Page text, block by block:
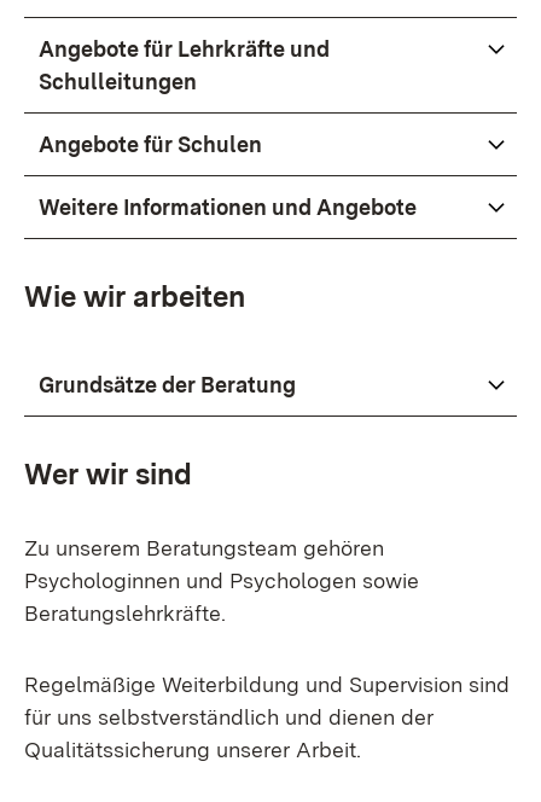
Angebote für Lehrkräfte und
Schulleitungen
Angebote für Schulen
Weitere Informationen und Angebote
Wie wir arbeiten
Grundsätze der Beratung
Wer wir sind
Zu unserem Beratungsteam gehören
Psychologinnen und Psychologen sowie
Beratungslehrkräfte.
Regelmäßige Weiterbildung und Supervision sind
für uns selbstverständlich und dienen der
Qualitätssicherung unserer Arbeit.